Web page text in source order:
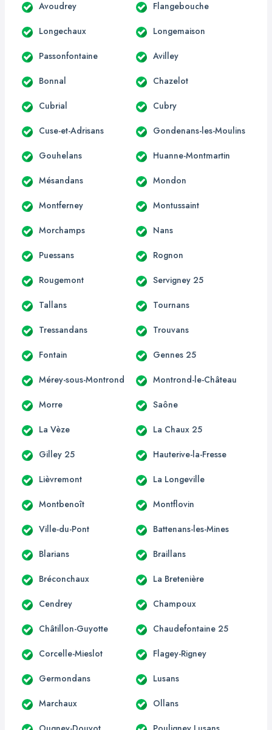
Avoudrey Flangebouche
Longechaux Longemaison
Passonfontaine Avilley
Bonnal Chazelot
Cubrial Cubry
Cuse-et-Adrisans Gondenans-les-Moulins
Gouhelans Huanne-Montmartin
Mésandans Mondon
Montferney Montussaint
Morchamps Nans
Puessans Rognon
Rougemont Servigney 25
Tallans Tournans
Tressandans Trouvans
Fontain Gennes 25
Mérey-sous-Montrond Montrond-le-Château
Morre Saône
La Vèze La Chaux 25
Gilley 25 Hauterive-la-Fresse
Lièvremont La Longeville
Montbenoît Montflovin
Ville-du-Pont Battenans-les-Mines
Blarians Braillans
Bréconchaux La Bretenière
Cendrey Champoux
Châtillon-Guyotte Chaudefontaine 25
Corcelle-Mieslot Flagey-Rigney
Germondans Lusans
Marchaux Ollans